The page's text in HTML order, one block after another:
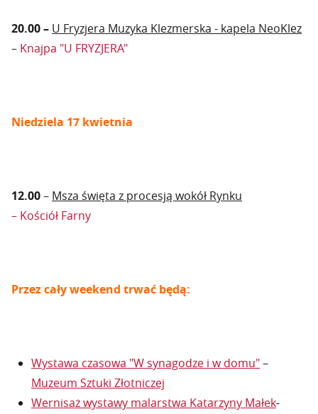
20.00 – U Fryzjera Muzyka Klezmerska - kapela NeoKlez
– Knajpa "U FRYZJERA"
Niedziela 17 kwietnia
12.00– Msza święta z procesją wokół Rynku
– Kościół Farny
Przez cały weekend trwać będą:
Wystawa czasowa "W synagodze i w domu"–
Muzeum Sztuki Złotniczej
Wernisaż wystawy malarstwa Katarzyny Małek-